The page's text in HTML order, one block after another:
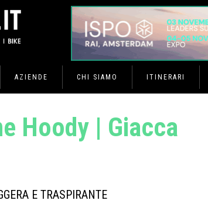
AZIENDE CHI SIAMO ITINERARI
Hoody | Giacca
E TRASPIRANTE